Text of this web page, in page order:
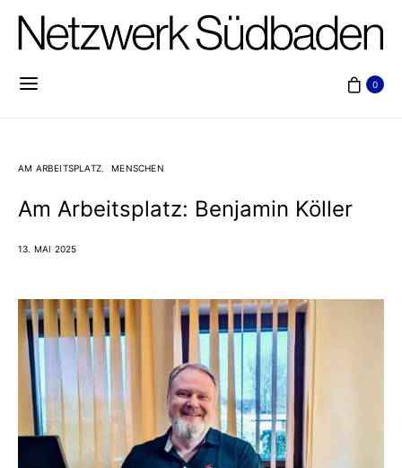
0
AM ARBEITSPLATZ MENSCHEN
Am Arbeitsplatz: Benjamin Köller
13. MAI 2025